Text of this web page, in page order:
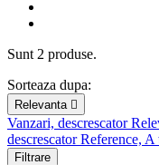
Sunt 2 produse.
Sorteaza dupa:
Relevanta 
Vanzari, descrescator
descrescatorReference, A
Filtrare